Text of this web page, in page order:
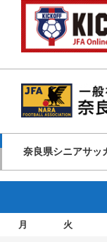
奈良県シニアサッ
月 火